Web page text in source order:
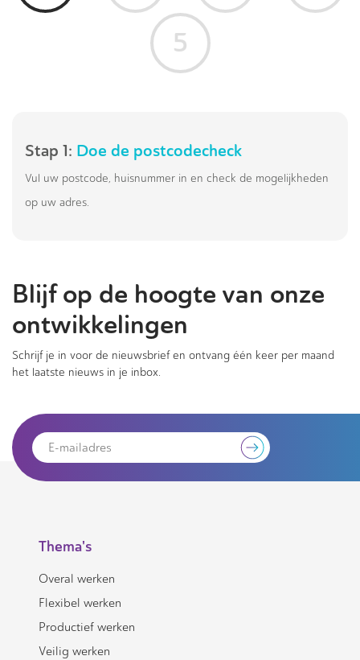
5
Stap 1: Doe de postcodecheck
Vul uw postcode, huisnummer in en check de mogelijkheden
op uw adres.
Blijf op de hoogte van onze
ontwikkelingen
Schrijf je in voor de nieuwsbrief en ontvang één keer per maand
het laatste nieuws in je inbox.
Thema's
Overal werken
Flexibel werken
Productief werken
Veilig werken